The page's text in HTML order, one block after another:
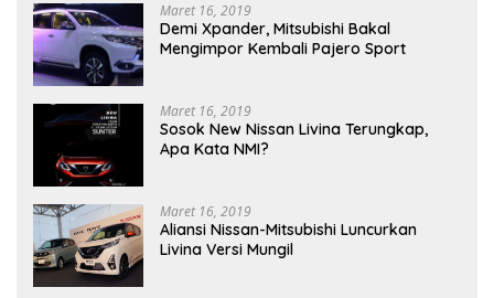
Maret 16, 2019
Demi Xpander, Mitsubishi Bakal
Mengimpor Kembali Pajero Sport
Maret 16, 2019
Sosok New Nissan Livina Terungkap,
Apa Kata NMI?
Maret 16, 2019
Aliansi Nissan-Mitsubishi Luncurkan
Livina Versi Mungil